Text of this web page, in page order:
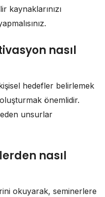
kaynaklarınızı
nasıl
hedefler belirlemek
önemlidir.
unsurlar
nasıl
okuyarak, seminerlere